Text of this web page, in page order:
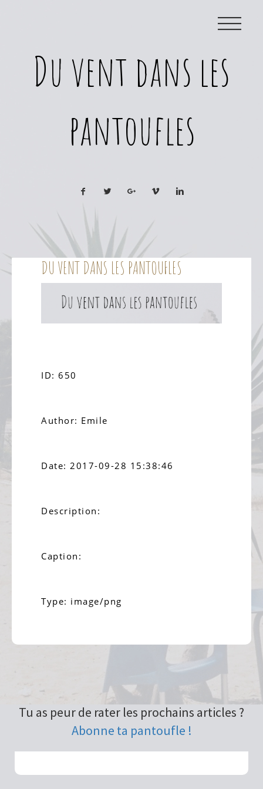
Du vent dans les
pantoufles
|||
DU VENT DANS LES PANTOUFLES
ID: 650
Author: Emile
Date: 2017-09-28 15:38:46
Description:
Caption:
Type: image/png
Tu as peur de rater les prochains articles ?
Abonne ta pantoufle !